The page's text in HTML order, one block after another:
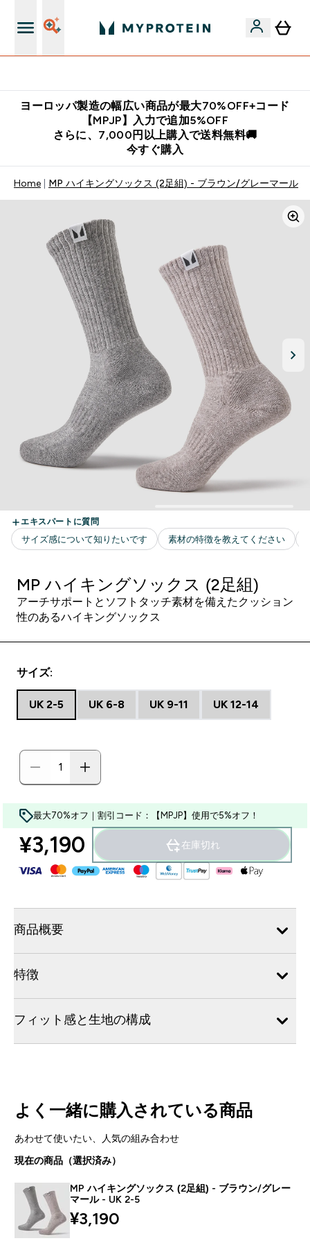
ヨーロッパ製造の幅広い商品が最大70%OFF+コード
【MPJP】入力で追加5%OFF
さらに、7,000円以上購入で送料無料🚚
今すぐ購入
Home MP ハイキングソックス (2足組) - ブラウン/グレーマール
MP ハイキングソックス (2足組)
アーチサポートとソフトタッチ素材を備えたクッション
性のあるハイキングソックス
サイズ:
UK 2-5 UK 6-8 UK 9-11 UK 12-14
最大70%オフ｜割引コード：【MPJP】使用で5%オフ！
¥3,190‎ 在庫切れ
商品概要
特徴
フィット感と生地の構成
よく一緒に購入されている商品
あわせて使いたい、人気の組み合わせ
現在の商品（選択済み）
MP ハイキングソックス (2足組) - ブラウン/グレー
マール - UK 2-5
¥3,190‎